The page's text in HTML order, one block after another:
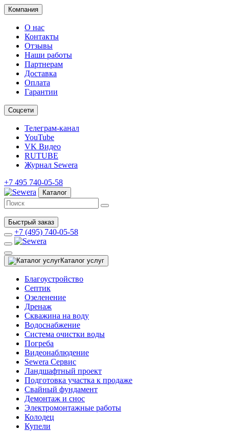
Компания
О нас
Контакты
Отзывы
Наши работы
Партнерам
Доставка
Оплата
Гарантии
Соцсети
Телеграм-канал
YouTube
VK Видео
RUTUBE
Журнал Sewera
+7 495 740-05-58
Каталог
Быстрый заказ
+7 (495) 740-05-58
Каталог услуг
Благоустройство
Септик
Озеленение
Дренаж
Скважина на воду
Водоснабжение
Система очистки воды
Погреба
Видеонаблюдение
Sewera Сервис
Ландшафтный проект
Подготовка участка к продаже
Свайный фундамент
Демонтаж и снос
Электромонтажные работы
Колодец
Купели